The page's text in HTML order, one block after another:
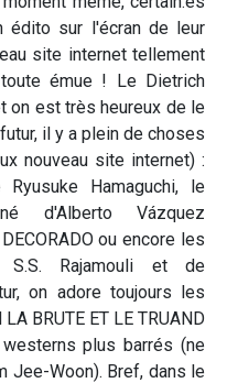
édito sur l'écran de leur
site internet tellement
émue ! Le Dietrich
on est très heureux de le
il y a plein de choses
nouveau site internet) :
Ryusuke Hamaguchi, le
d'Alberto Vázquez
ou encore les
S.S. Rajamouli et de
on adore toujours les
BRUTE ET LE TRUAND
plus barrés (ne
Jee-Woon). Bref, dans le